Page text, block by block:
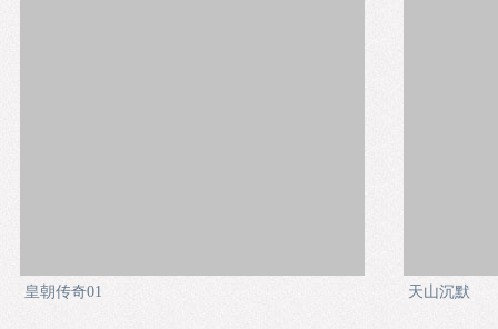
皇朝传奇01 天山沉默